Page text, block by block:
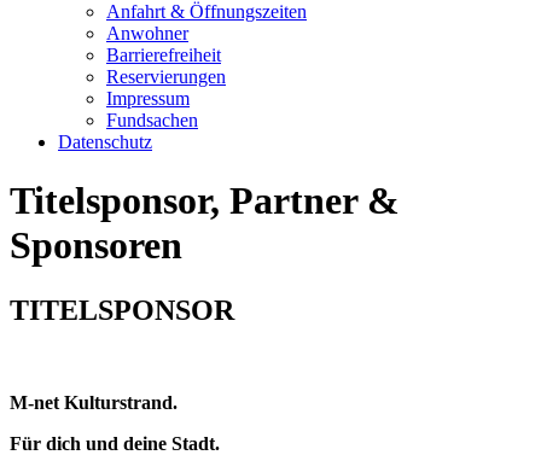
Anfahrt & Öffnungszeiten
Anwohner
Barrierefreiheit
Reservierungen
Impressum
Fundsachen
Datenschutz
Titelsponsor, Partner &
Sponsoren
TITELSPONSOR
M-net Kulturstrand.
Für dich und deine Stadt.